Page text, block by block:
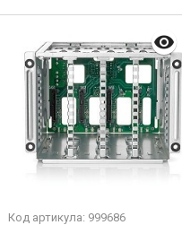
Код артикула: 999686